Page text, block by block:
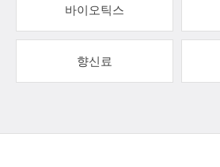
바이오틱스
향신료